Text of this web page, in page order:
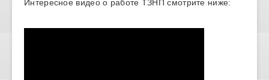
Интересное видео о работе ТЗНП смотрите ниже: